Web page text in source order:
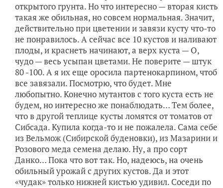
открытого грунта. Но что интересно — вторая кисть
такая же обильная, но совсем нормальная. Значит,
действительно при цветении и завязи кусту что-то
не понравилось. А сейчас все 10 кустов и наливают
плоды, и краснеть начинают, а верх куста — О,
чудо — весь усыпан цветами. Не поверите — штук
80 -100. А я их еще оросила партенокарпином, чтоб
все завязали. Посмотрю, что будет. Мне
любопытно. Конечно мутантов с того куста есть не
будем, но интересно же понаблюдать… Тем более,
что в другой теплице кусты ломятся от томатов от
Сибсада. Купила когда-то и не пожалела. Сама себе
из Вельмож (Сибирской буденовки), из Мазарини и
Розового меда семена делаю. Ну, а про сорт
Данко… Пока что вот так. Но, надеюсь, на очень
обильный урожай с других кустов. Да и этот
«чудак» только нижней кистью удивил. Соседи по